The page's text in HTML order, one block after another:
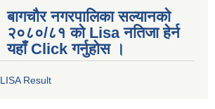
बागचौर नगरपालिका सल्यानको
२०८०/८१ को Lisa नतिजा हेर्न
यहाँ Click गर्नुहोस ।
LISA Result